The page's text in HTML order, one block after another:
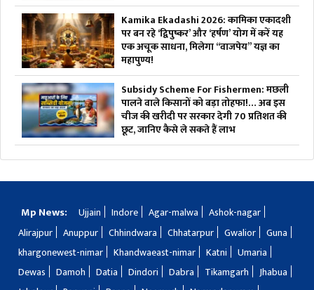
Kamika Ekadashi 2026: कामिका एकादशी
पर बन रहे ‘द्विपुष्कर’ और ‘हर्षण’ योग में करें यह
एक अचूक साधना, मिलेगा “वाजपेय” यज्ञ का
महापुण्य!
Subsidy Scheme For Fishermen: मछली
पालने वाले किसानों को बड़ा तोहफा!… अब इस
चीज की खरीदी पर सरकार देगी 70 प्रतिशत की
छूट, जानिए कैसे ले सकते हैं लाभ
Mp News: Ujjain Indore Agar-malwa
Ashok-nagar
Alirajpur
Anuppur Chhindwara Chhatarpur Gwalior
Guna
khargonewest-nimar
Khandwaeast-nimar Katni
Umaria
Dewas
Damoh Datia Dindori Dabra Tikamgarh
Jhabua